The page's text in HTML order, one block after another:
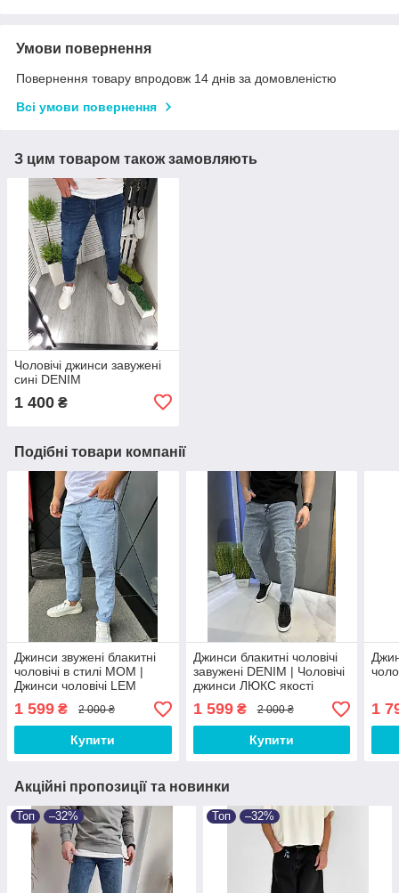
Умови повернення
Повернення товару впродовж 14 днів за домовленістю
Всі умови повернення
З цим товаром також замовляють
Чоловічі джинси завужені
сині DENIM
1 400 ₴
Подібні товари компанії
Джинси звужені блакитні
чоловічі в стилі МОМ |
Джинси чоловічі LEM
5865-1
1 599 ₴ 2 000 ₴
Купити
Джинси блакитні чоловічі
завужені DENIM | Чоловічі
джинси ЛЮКС якості
1 599₴ 2 000 ₴
Купити
1
Акційні пропозиції та новинки
Топ –32% Топ –32%